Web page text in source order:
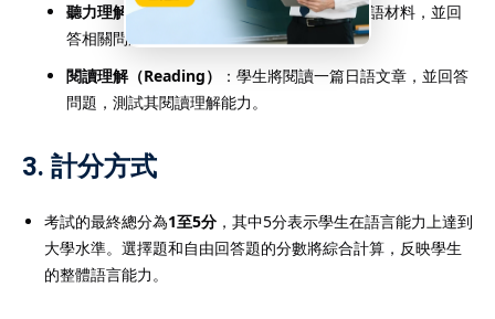
聽力理解（Listening）
：學生將聽取一段日語材料，並回
答相關問題，以測試聽力理解能力。
閱讀理解（Reading）
：學生將閱讀一篇日語文章，並回答
問題，測試其閱讀理解能力。
3. 計分方式
考試的最終總分為1至5分 ，其中5分表示學生在語言能力上達到
大學水準。選擇題和自由回答題的分數將綜合計算，反映學生
的整體語言能力。